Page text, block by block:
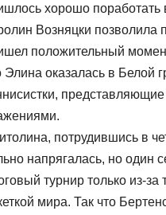
хорошо поработать
Возняцки позволила
положительный
Элина оказалась в Белой
потрудившись в
напрягалась, но один
турнир только из-
мира. Так что